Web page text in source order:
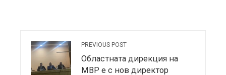
PREVIOUS POST
Областната дирекция на
МВР е с нов директор